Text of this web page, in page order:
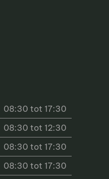
08:30 tot 17:30
08:30 tot 12:30
08:30 tot 17:30
08:30 tot 17:30